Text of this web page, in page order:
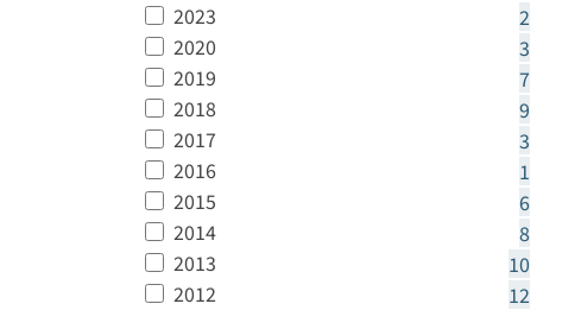
2023
2
2020
3
2019
7
2018
9
2017
3
2016
1
2015
6
2014
8
2013
10
2012
12